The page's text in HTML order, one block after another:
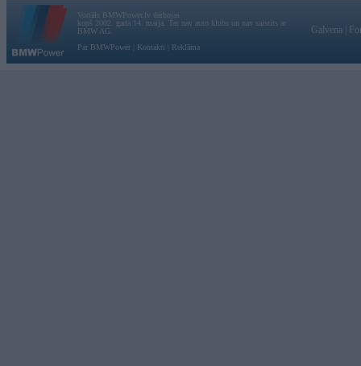
Vortāls BMWPower.lv darbojas
kopš 2002. gada 14. maija. Tas nav auto klubs un nav saistīts ar
BMW AG.
Par BMWPower
Kontakti Reklāma
Galvena